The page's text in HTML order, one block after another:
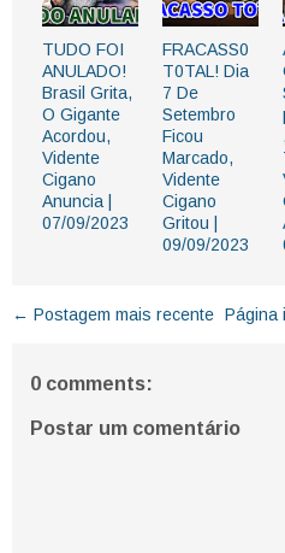
TUDO FOI
ANULADO!
Brasil Grita,
O Gigante
Acordou,
Vidente
Cigano
Anuncia |
07/09/2023
FRACASS0
T0TAL! Dia
7 De
Setembro
Ficou
Marcado,
Vidente
Cigano
Gritou |
09/09/2023
← Postagem mais recente Página
0 comments:
Postar um comentário